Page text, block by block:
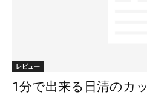
レビュー
1分で出来る日清のカ